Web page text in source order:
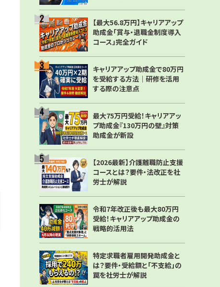
【最大56.8万円】キャリアアップ
助成金「賞与・退職金制度導入
コース」完全ガイド
キャリアアップ助成金で80万円
を受給する方法｜研修を活用
する際の注意点
最大75万円受給！キャリアアッ
プ助成金『130万円の壁』対策
助成金が新設
【2026最新】介護離職防止支援
コースとは？要件・法改正を社
労士が解説
令和7年改正後も最大80万円
受給！キャリアアップ助成金の
戦略的活用法
特定求職者雇用開発助成金と
は？要件・受給額と「不支給」の
罠を社労士が解説